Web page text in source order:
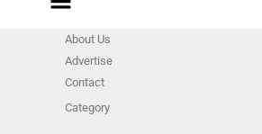
About Us
Advertise
Contact
Category